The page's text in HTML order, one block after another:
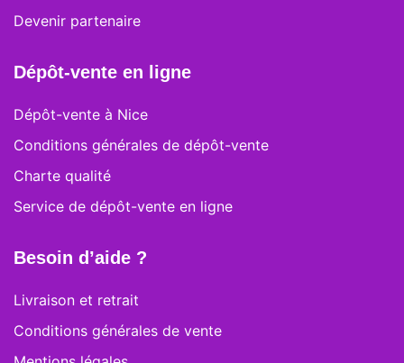
Devenir partenaire
Dépôt-vente en ligne
Dépôt-vente à Nice
Conditions générales de dépôt-vente
Charte qualité
Service de dépôt-vente en ligne
Besoin d’aide ?
Livraison et retrait
Conditions générales de vente